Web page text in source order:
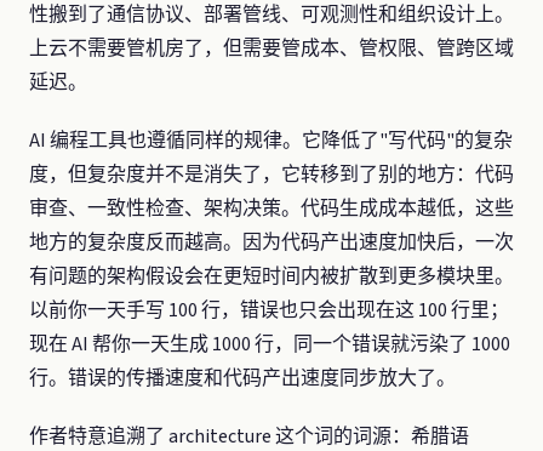
性搬到了通信协议、部署管线、可观测性和组织设计上。
上云不需要管机房了，但需要管成本、管权限、管跨区域
延迟。
AI 编程工具也遵循同样的规律。它降低了"写代码"的复杂
度，但复杂度并不是消失了，它转移到了别的地方：代码
审查、一致性检查、架构决策。代码生成成本越低，这些
地方的复杂度反而越高。因为代码产出速度加快后，一次
有问题的架构假设会在更短时间内被扩散到更多模块里。
以前你一天手写 100 行，错误也只会出现在这 100 行里；
现在 AI 帮你一天生成 1000 行，同一个错误就污染了 1000
行。错误的传播速度和代码产出速度同步放大了。
作者特意追溯了 architecture 这个词的词源：希腊语